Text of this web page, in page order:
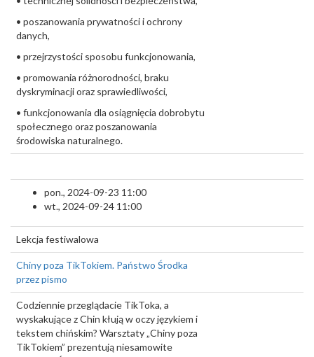
• poszanowania prywatności i ochrony
danych,
• przejrzystości sposobu funkcjonowania,
• promowania różnorodności, braku
dyskryminacji oraz sprawiedliwości,
• funkcjonowania dla osiągnięcia dobrobytu
społecznego oraz poszanowania
środowiska naturalnego.
pon., 2024-09-23 11:00
wt., 2024-09-24 11:00
Lekcja festiwalowa
Chiny poza TikTokiem. Państwo Środka
przez pismo
Codziennie przeglądacie TikToka, a
wyskakujące z Chin kłują w oczy językiem i
tekstem chińskim? Warsztaty „Chiny poza
TikTokiem” prezentują niesamowite